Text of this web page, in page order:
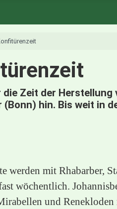
Zeit der
hin. Bis weit in
mit Rhabarber,
wöchentlich.
und